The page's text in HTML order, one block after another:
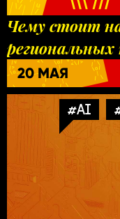
Чему стоит
20 МАЯ
#AI